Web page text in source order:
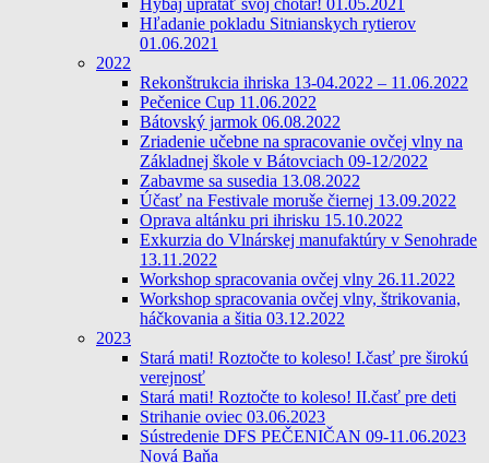
Hľadanie pokladu Sitnianskych rytierov
01.06.2021
2022
Rekonštrukcia ihriska 13-04.2022 – 11.06.2022
Pečenice Cup 11.06.2022
Bátovský jarmok 06.08.2022
Zriadenie učebne na spracovanie ovčej vlny na
Základnej škole v Bátovciach 09-12/2022
Zabavme sa susedia 13.08.2022
Účasť na Festivale moruše čiernej 13.09.2022
Oprava altánku pri ihrisku 15.10.2022
Exkurzia do Vlnárskej manufaktúry v Senohrade
13.11.2022
Workshop spracovania ovčej vlny 26.11.2022
Workshop spracovania ovčej vlny, štrikovania,
háčkovania a šitia 03.12.2022
2023
Stará mati! Roztočte to koleso! I.časť pre širokú
verejnosť
Stará mati! Roztočte to koleso! II.časť pre deti
Strihanie oviec 03.06.2023
Sústredenie DFS PEČENIČAN 09-11.06.2023
Nová Baňa